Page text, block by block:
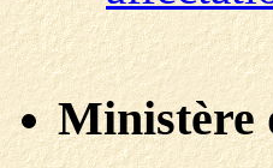
Ministère